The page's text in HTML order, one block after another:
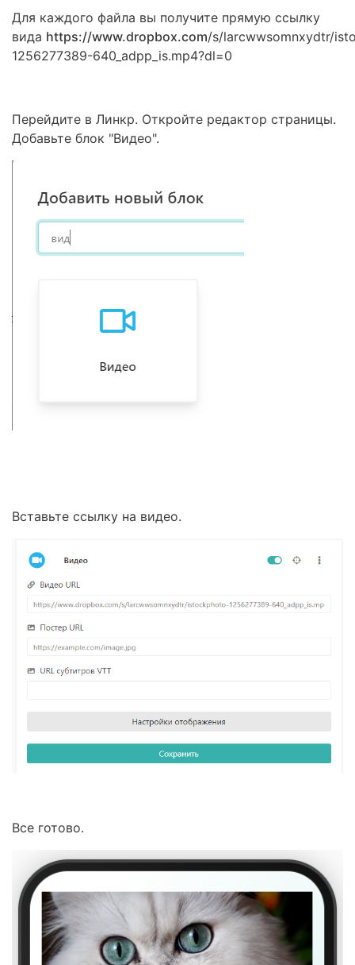
Для каждого файла вы получите прямую ссылку
вида https://www.dropbox.com/s/larcwwsomnxydtr/
1256277389-640_adpp_is.mp4?dl=0
Перейдите в Линкр. Откройте редактор страницы.
Добавьте блок "Видео".
Вставьте ссылку на видео.
Все готово.